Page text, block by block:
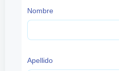
Nombre
Apellido